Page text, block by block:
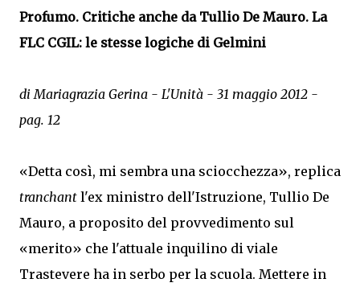
Profumo. Critiche anche da Tullio De Mauro. La
FLC CGIL: le stesse logiche di Gelmini
di Mariagrazia Gerina - L'Unità - 31 maggio 2012 -
pag. 12
«Detta così, mi sembra una sciocchezza», replica
tranchant l'ex ministro dell'Istruzione, Tullio De
Mauro, a proposito del provvedimento sul
«merito» che l'attuale inquilino di viale
Trastevere ha in serbo per la scuola. Mettere in